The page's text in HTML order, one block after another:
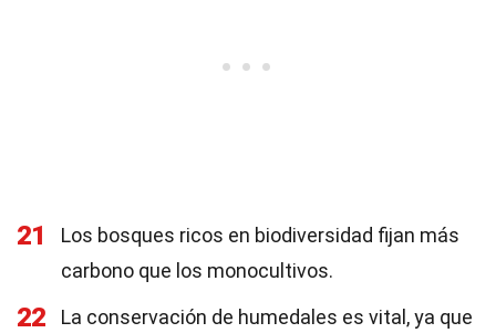
21
Los bosques ricos en biodiversidad fijan más
carbono que los monocultivos.
22
La conservación de humedales es vital, ya que